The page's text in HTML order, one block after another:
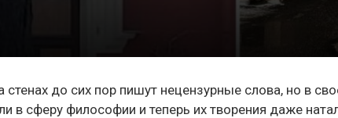
стенах до сих пор пишут нецензурные слова, но в
в сферу философии и теперь их творения даже